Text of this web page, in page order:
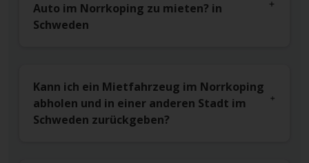
Auto im Norrkoping zu mieten? in
Schweden
Kann ich ein Mietfahrzeug im Norrkoping
abholen und in einer anderen Stadt im
Schweden zurückgeben?